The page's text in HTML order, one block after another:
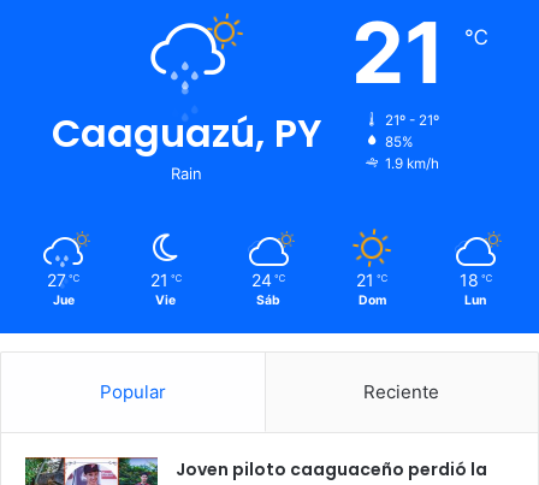
Caaguazú, PY
Rain
21 ℃
21º - 21º
85%
1.9 km/h
27 ℃
Jue
21 ℃
Vie
24 ℃
Sáb
21 ℃
Dom
18 ℃
Lun
Popular Reciente
Joven piloto caaguaceño perdió la